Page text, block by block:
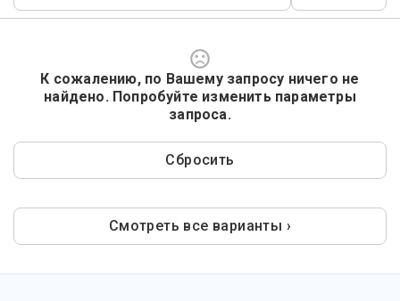
К сожалению, по Вашему запросу ничего не
найдено. Попробуйте изменить параметры
запроса.
Сбросить
Смотреть все варианты ›